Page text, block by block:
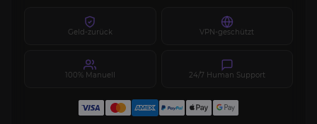
Geld-zurück VPN-geschützt
100% Manuell 24/7 Human Support